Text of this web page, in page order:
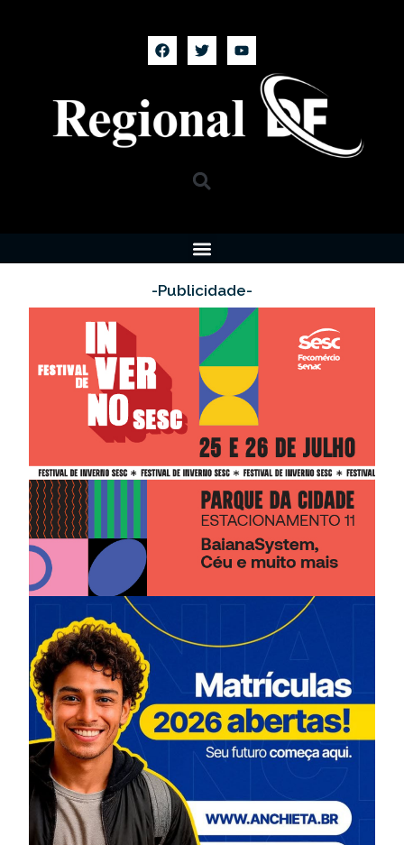
-Publicidade-